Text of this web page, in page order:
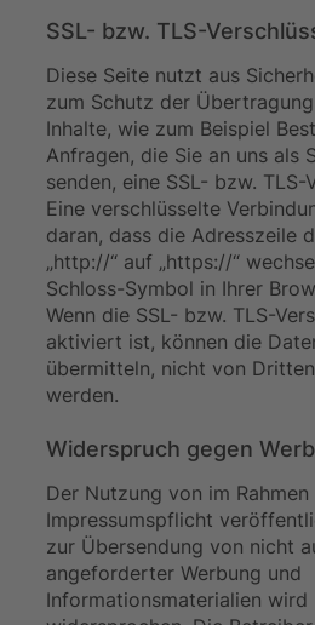
SSL- bzw. TLS-
Diese Seite nutzt aus
zum Schutz der
Inhalte, wie zum Beispiel
Anfragen, die Sie an uns als
senden, eine SSL- bzw. TLS-
Eine verschlüsselte
daran, dass die Adresszeile
„http://“ auf „https://“
Schloss-Symbol in Ihrer
Wenn die SSL- bzw. TLS-
aktiviert ist, können die
übermitteln, nicht von
werden.
Widerspruch gegen
Der Nutzung von im Rahmen
Impressumspflicht
zur Übersendung von nicht
angeforderter Werbung und
Informationsmaterialien wird